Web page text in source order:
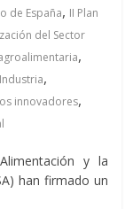
de España, II Plan
del Sector
,
,
innovadores,
y la
han firmado un